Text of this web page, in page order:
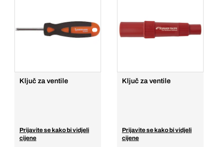
Ključ za ventile
Prijavite se kako bi vidjeli
cijene
Ključ za ventile
Prijavite se kako bi vidjeli
cijene